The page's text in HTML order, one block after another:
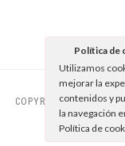
COPYRIGHT © 2026 EL
Política de
Utilizamos
mejorar la
contenidos y
la navegación
Política de